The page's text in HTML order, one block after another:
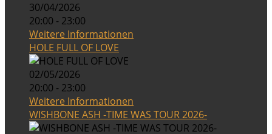
30/04/2026
20:00 - 23:00
Weitere Informationen
HOLE FULL OF LOVE
02/05/2026
20:00 - 23:00
Weitere Informationen
WISHBONE ASH -TIME WAS TOUR 2026-